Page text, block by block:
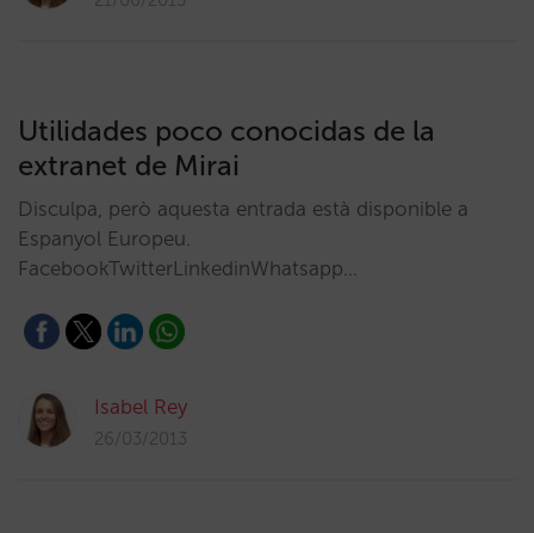
Utilidades poco conocidas de la
extranet de Mirai
Disculpa, però aquesta entrada està disponible a
Espanyol Europeu.
FacebookTwitterLinkedinWhatsapp…
Isabel Rey
26/03/2013